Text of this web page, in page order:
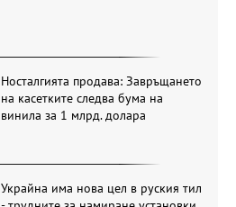
Носталгията продава: Завръщането
на касетките следва бума на
винила за 1 млрд. долара
Украйна има нова цел в руския тил